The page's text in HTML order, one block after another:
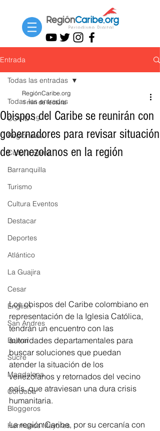
Entrada
Todas las entradas
COVID-19
Regionales
Cultura Home
Barranquilla
Turismo
Cultura Eventos
Destacar
Deportes
Atlántico
La Guajira
Cesar
English
San Andres
Bolívar
Sucre
Magdalena
Córdoba
Bloggeros
Hermanos Mayores
Todas las entradas
Obispos del Caribe se reunirán con
gobernadores para revisar situación
de venezolanos en la región
RegiónCaribe.org
1 min de lectura
Los obispos del Caribe colombiano en
representación de la Iglesia Católica,
tendrán un encuentro con las
autoridades departamentales para
buscar soluciones que puedan
atender la situación de los
venezolanos y retornados del vecino
país, que atraviesan una dura crisis
humanitaria.
La región Caribe, por su cercanía con